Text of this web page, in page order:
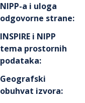
NIPP-a i uloga
odgovorne strane:
INSPIRE i NIPP
tema prostornih
podataka:
Geografski
obuhvat izvora: